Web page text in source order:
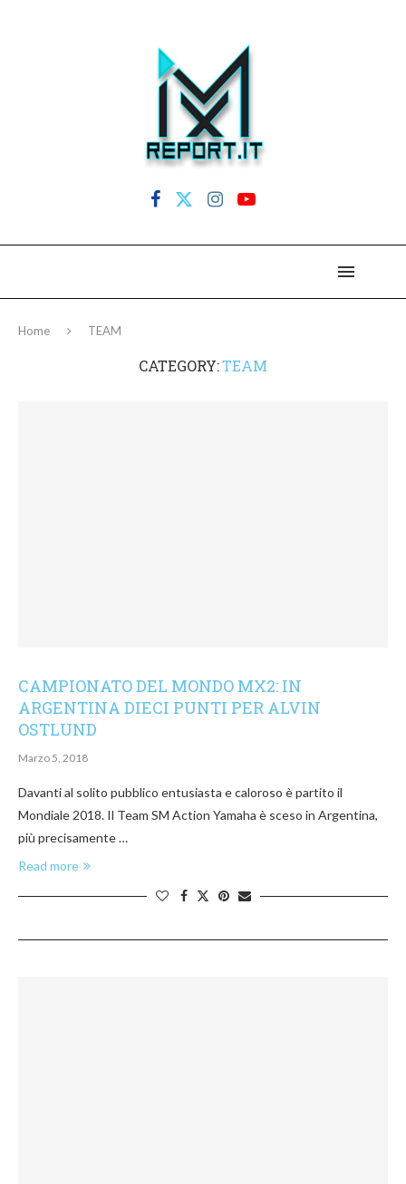
Home TEAM
CATEGORY:TEAM
CAMPIONATO DEL MONDO MX2: IN
ARGENTINA DIECI PUNTI PER ALVIN
OSTLUND
Marzo 5, 2018
Davanti al solito pubblico entusiasta e caloroso è partito il
Mondiale 2018. Il Team SM Action Yamaha è sceso in Argentina,
più precisamente …
Read more